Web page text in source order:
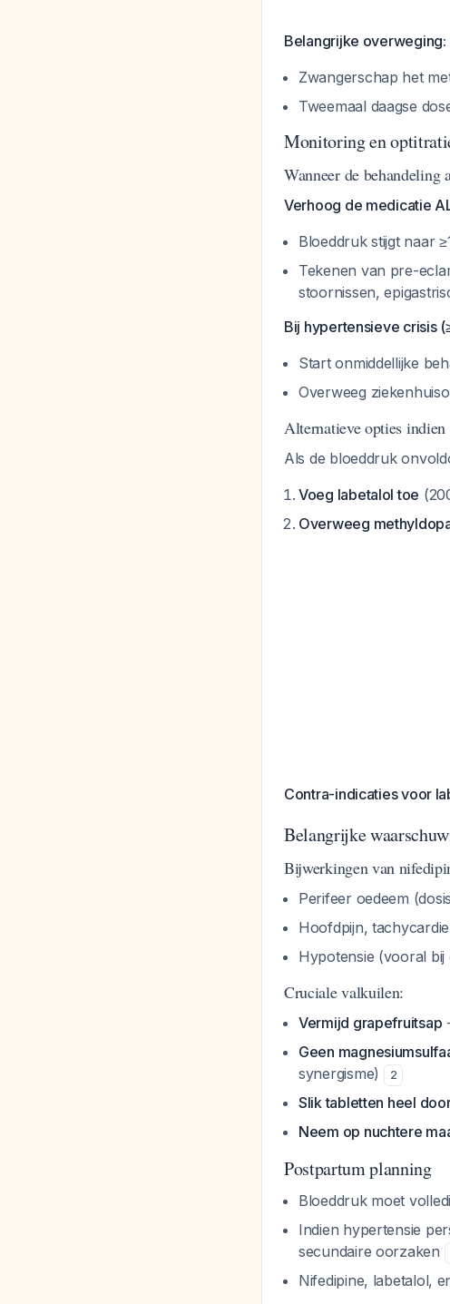
Belangrijke overweging:
Zwangerschap het
Tweemaal daagse
Monitoring en
Wanneer de behandeling
Verhoog de medicatie
Bloeddruk stijgt naar
Tekenen van pre-
stoornissen,
Bij hypertensieve crisis
Start onmiddellijke
Overweeg
Alternatieve opties
Als de bloeddruk
Voeg labetalol toe
Overweeg
Contra-indicaties voor
Belangrijke
Bijwerkingen van
Perifeer oedeem
Hoofdpijn, tachycardie
Hypotensie (vooral bij
Cruciale valkuilen:
Vermijd grapefruitsap
Geen
synergisme)
2
Slik tabletten heel
Neem op nuchtere
Postpartum planning
Bloeddruk moet
Indien hypertensie
secundaire oorzaken
Nifedipine, labetalol,